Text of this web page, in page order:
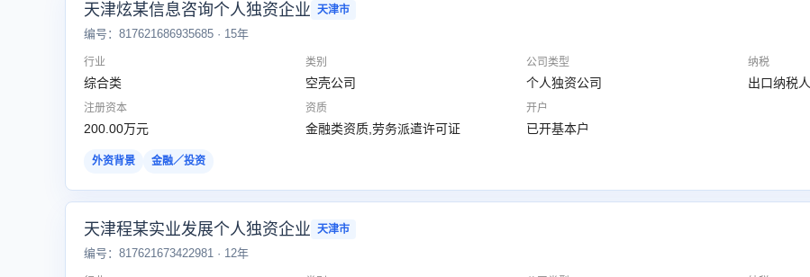
天津炫某信息咨询个人独资企业 天津市
编号：817621686935685 · 15年
行业
综合类
类别
空壳公司
公司类型
个人独资公司
纳税
出口纳税人
注册资本
200.00万元
资质
金融类资质,劳务派遣许可证
开户
已开基本户
外资背景 金融／投资
天津程某实业发展个人独资企业 天津市
编号：817621673422981 · 12年